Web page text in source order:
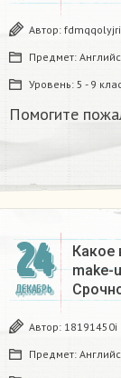
Автор:
Предмет:
Уровень: 5 - 9
Помогите
24
ДЕКАБРЬ
Какое
make-
Автор: 18191450i
Предмет: